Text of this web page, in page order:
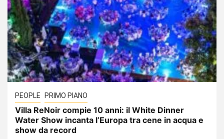
PEOPLE PRIMO PIANO
Villa ReNoir compie 10 anni: il White Dinner
Water Show incanta l’Europa tra cene in acqua e
show da record